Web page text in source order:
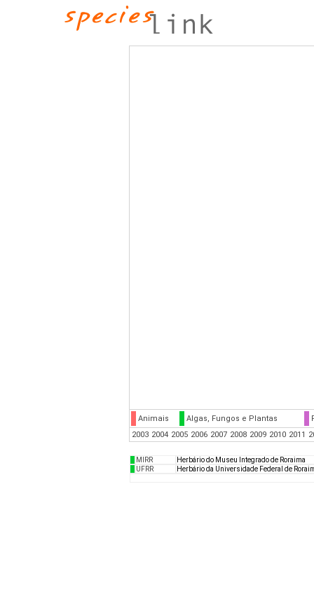
Animais Algas, Fungos e Plantas
2003 2004 2005 2006 2007 2008 2009 2010 2011
MIRR
Herbário do Museu Integrado de Roraima
UFRR
Herbário da Universidade Federal de